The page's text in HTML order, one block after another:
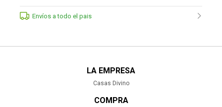
Envíos a todo el pais
LA EMPRESA
Casas Divino
COMPRA